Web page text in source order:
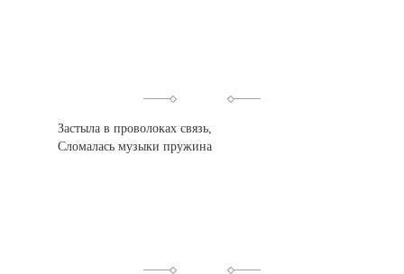
Застыла в проволоках связь,
Сломалась мyзыки пружина